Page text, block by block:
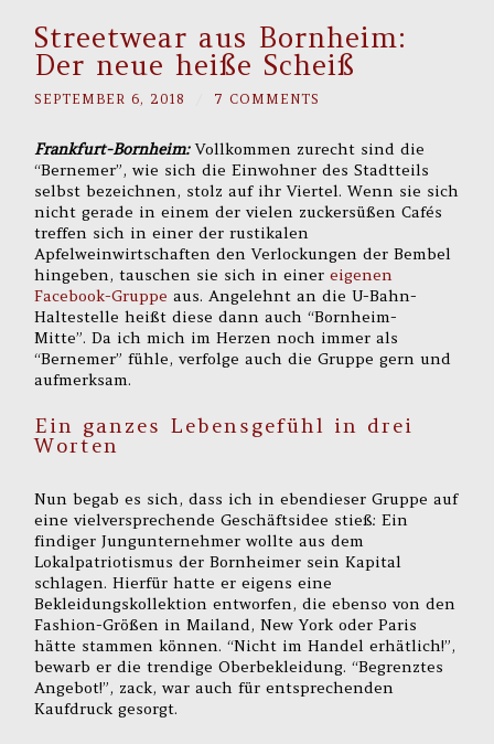
Streetwear aus Bornheim:
Der neue heiße Scheiß
SEPTEMBER 6, 2018 7 COMMENTS
Frankfurt-Bornheim: Vollkommen zurecht sind die
“Bernemer”, wie sich die Einwohner des Stadtteils
selbst bezeichnen, stolz auf ihr Viertel. Wenn sie sich
nicht gerade in einem der vielen zuckersüßen Cafés
treffen sich in einer der rustikalen
Apfelweinwirtschaften den Verlockungen der Bembel
hingeben, tauschen sie sich in einereigenen
Facebook-Gruppe aus. Angelehnt an die U-Bahn-
Haltestelle heißt diese dann auch “Bornheim-
Mitte”. Da ich mich im Herzen noch immer als
“Bernemer” fühle, verfolge auch die Gruppe gern und
aufmerksam.
Ein ganzes Lebensgefühl in drei
Worten
Nun begab es sich, dass ich in ebendieser Gruppe auf
eine vielversprechende Geschäftsidee stieß: Ein
findiger Jungunternehmer wollte aus dem
Lokalpatriotismus der Bornheimer sein Kapital
schlagen. Hierfür hatte er eigens eine
Bekleidungskollektion entworfen, die ebenso von den
Fashion-Größen in Mailand, New York oder Paris
hätte stammen können. “Nicht im Handel erhätlich!”,
bewarb er die trendige Oberbekleidung. “Begrenztes
Angebot!”, zack, war auch für entsprechenden
Kaufdruck gesorgt.